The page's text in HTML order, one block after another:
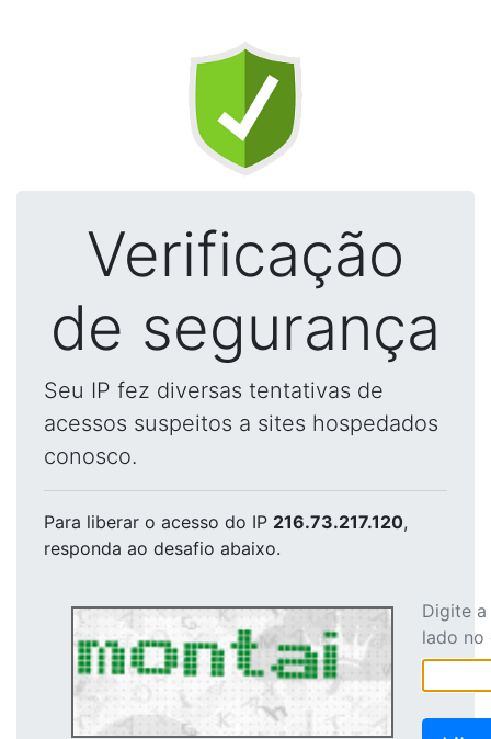
Verificação
de segurança
Seu IP fez diversas tentativas de
acessos suspeitos a sites hospedados
conosco.
Para liberar o acesso do IP 216.73.217.120,
responda ao desafio abaixo.
Digite
lado no